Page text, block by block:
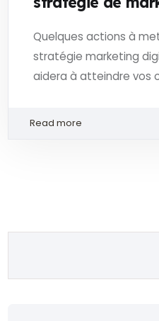
Quelques actions à
stratégie marketing
aidera à atteindre vos
Read more